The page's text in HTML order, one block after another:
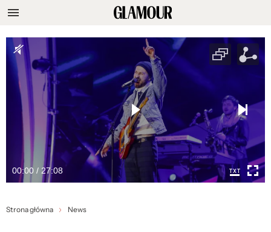
00:00 / 27:08
Strona główna News